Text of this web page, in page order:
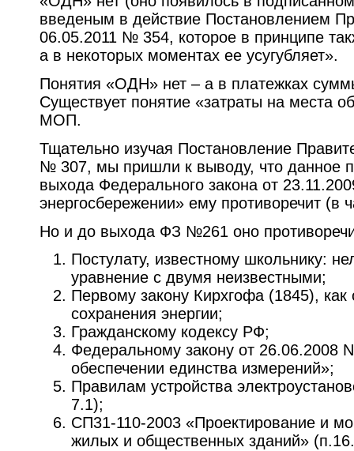
введеным в действие Постановлением
06.05.2011 № 354, которое в принципе
а в некоторых моментах ее усугубляет».
Понятия «ОДН» нет – а в платежках
Существует понятие «затраты на места
МОП.
Тщательно изучая Постановление
№ 307, мы пришли к выводу, что данное
выхода Федерального закона от
энергосбережении» ему противоречит (в
Но и до выхода ФЗ №261 оно
Постулату, известному школьнику:
уравнение с двумя неизвестными;
Первому закону Кирхгофа (1845), как
сохранения энергии;
Гражданскому кодексу РФ;
Федеральному закону от 26.06.2008
обеспечении единства измерений»;
Правилам устройства
7.1);
СП31-110-2003 «Проектирование и
жилых и общественных зданий»